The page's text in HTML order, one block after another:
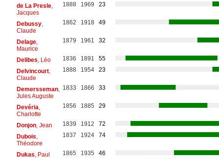
de La Presle,
Jacques
1888 1969 23
Debussy,
Claude
1862 1918 49
Delage,
Maurice
1879 1961 32
Delibes , Léo 1836 1891
55
Delvincourt,
Claude
1888 1954 23
Demersseman,
Jules Auguste
1833 1866 33
Devéria
Charlotte
1856 1885 29
Donjon, Jean 1839 1912
72
Dubois
Théodore
1837 1924 74
Dukas , Paul 1865 1935
46